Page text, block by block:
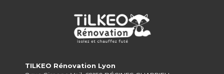
TILKEO Rénovation Lyon